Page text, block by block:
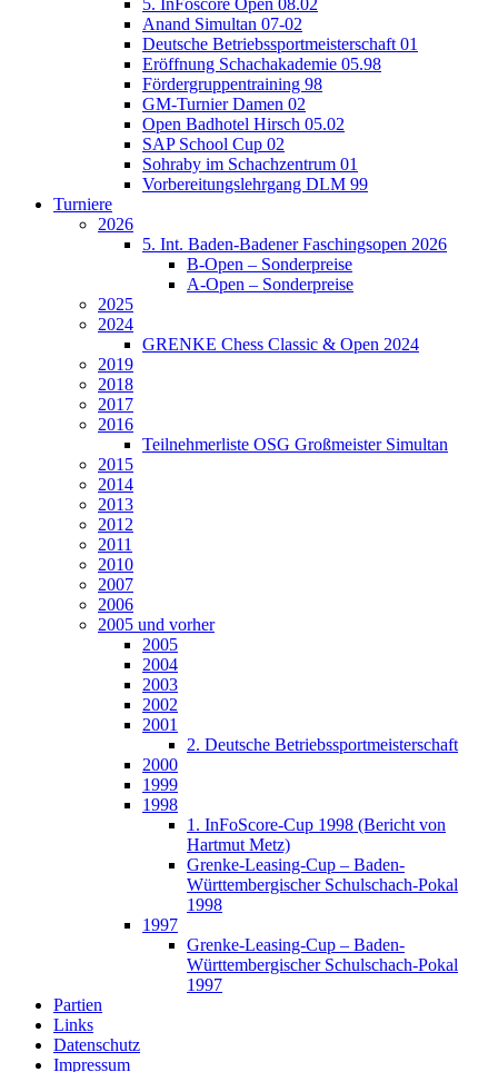
5. InFoscore Open 08.02
Anand Simultan 07-02
Deutsche Betriebssportmeisterschaft 01
Eröffnung Schachakademie 05.98
Fördergruppentraining 98
GM-Turnier Damen 02
Open Badhotel Hirsch 05.02
SAP School Cup 02
Sohraby im Schachzentrum 01
Vorbereitungslehrgang DLM 99
Turniere
2026
5. Int. Baden-Badener Faschingsopen 2026
B-Open – Sonderpreise
A-Open – Sonderpreise
2025
2024
GRENKE Chess Classic & Open 2024
2019
2018
2017
2016
Teilnehmerliste OSG Großmeister Simultan
2015
2014
2013
2012
2011
2010
2007
2006
2005 und vorher
2005
2004
2003
2002
2001
2. Deutsche Betriebssportmeisterschaft
2000
1999
1998
1. InFoScore-Cup 1998 (Bericht von
Hartmut Metz)
Grenke-Leasing-Cup – Baden-
Württembergischer Schulschach-Pokal
1998
1997
Grenke-Leasing-Cup – Baden-
Württembergischer Schulschach-Pokal
1997
Partien
Links
Datenschutz
Impressum